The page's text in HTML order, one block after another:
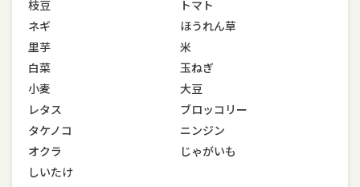
枝豆
トマト
ネギ
ほうれん草
里芋
米
白菜
玉ねぎ
小麦
大豆
レタス
ブロッコリー
タケノコ
ニンジン
オクラ
じゃがいも
しいたけ